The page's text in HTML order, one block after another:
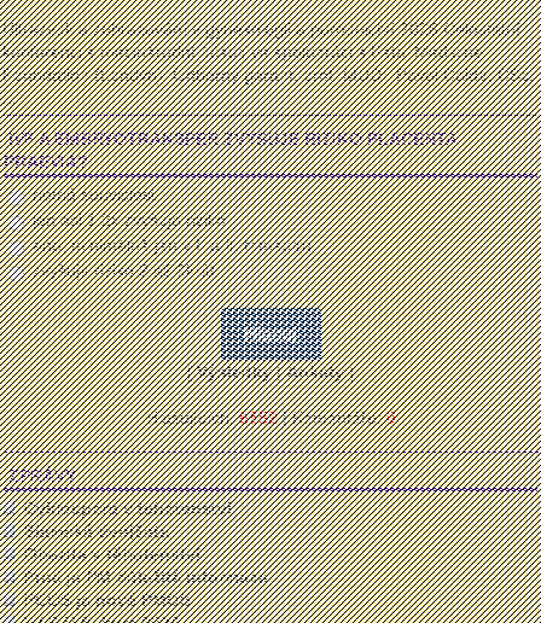
ZPRÁVY
Cyklospora v tehotenstvi
Siamská dvojčata
Obezita v těhotenství
Proč je PM důležitá informace
PCOS je nově PMOS
Ultrazvuk a zobrazování v gynekologii a porodnictví 2026 Celostátní
konferenci s mezinárodní účastí ve spolupráci s Fetal Medicine
Foundation (Londýn) Odborný garant: prof. MUDr. Pavel Calda, CSc.
...
IVF A EMBRYOTRANSFER ZVYŠUJE RIZIKO PLACENTA
PRAEVIA?
nemá souvislost
jen asi 1,2x zvyšuje riziko
ano, minimálně jen v I. a II. trimestru
zvyšuje riziko 2 až 6krát
[Výsledky|Ankety]
Hlasujících:6552| Komentáře:0